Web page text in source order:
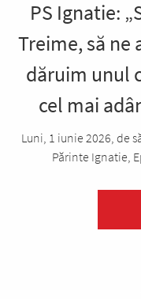
PS Ignatie:
Treime, să ne
dăruim unul
cel mai
Luni, 1 iunie 2026, de
Părinte Ignatie,